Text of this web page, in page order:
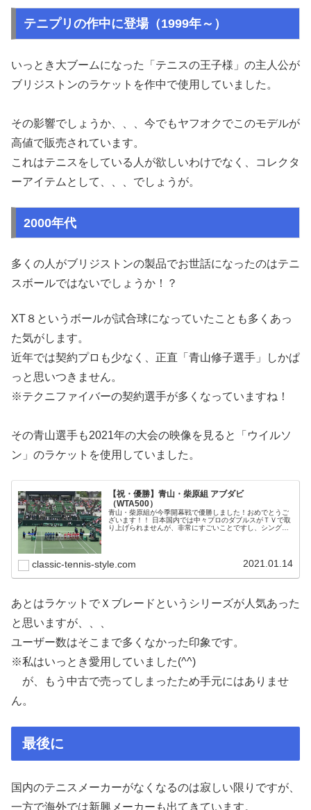
テニプリの作中に登場（1999年～）
いっとき大ブームになった「テニスの王子様」の主人公が
ブリジストンのラケットを作中で使用していました。
その影響でしょうか、、、今でもヤフオクでこのモデルが
高値で販売されています。
これはテニスをしている人が欲しいわけでなく、コレクタ
ーアイテムとして、、、でしょうが。
2000年代
多くの人がブリジストンの製品でお世話になったのはテニ
スボールではないでしょうか！？
XT８というボールが試合球になっていたことも多くあっ
た気がします。
近年では契約プロも少なく、正直「青山修子選手」しかぱ
っと思いつきません。
※テクニファイバーの契約選手が多くなっていますね！
その青山選手も2021年の大会の映像を見ると「ウイルソ
ン」のラケットを使用していました。
【祝・優勝】青山・柴原組 アブダビ
（WTA500）
青山・柴原組が今季開幕戦で優勝しました！おめでとうご
ざいます！！ 日本国内では中々プロのダブルスがＴＶで取
り上げられませんが、非常にすごいことですし、シングル
classic-tennis-style.com 2021.01.14
あとはラケットでＸブレードというシリーズが人気あった
と思いますが、、、
ユーザー数はそこまで多くなかった印象です。
※私はいっとき愛用していました(^^)
が、もう中古で売ってしまったため手元にはありませ
ん。
最後に
国内のテニスメーカーがなくなるのは寂しい限りですが、
一方で海外では新興メーカーも出てきています。